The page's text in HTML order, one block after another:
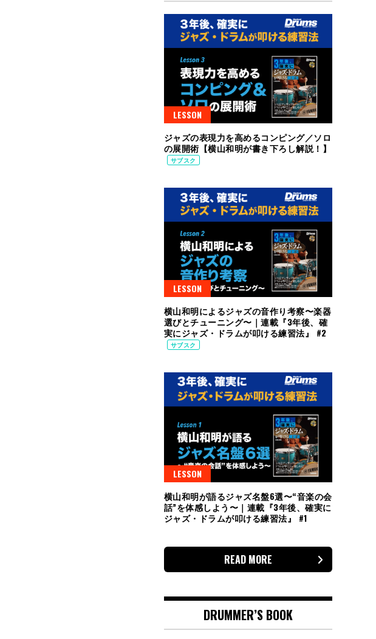
LESSON
ジャズの表現力を高めるコンピング／ソロ
の展開術【横山和明が書き下ろし解説！】
サブスク
LESSON
横山和明によるジャズの音作り考察〜楽器
選びとチューニング〜｜連載『3年後、確
実にジャズ・ドラムが叩ける練習法』 #2
サブスク
LESSON
横山和明が語るジャズ名盤6選〜“音楽の会
話”を体感しよう〜｜連載『3年後、確実に
ジャズ・ドラムが叩ける練習法』 #1
READ MORE
DRUMMER’S BOOK